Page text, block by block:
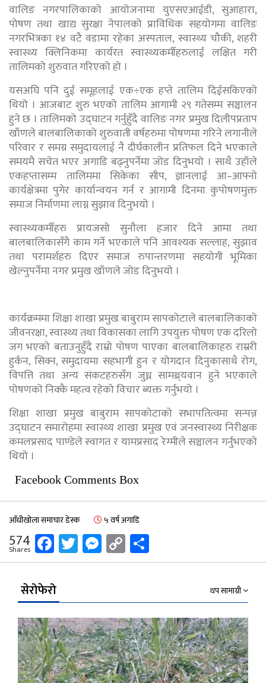
वालिङ नगरपालिकाको आयोजनामा युएसएआईडी, सुआहारा,
पोषण तथा खाद्य सुरक्षा नेपालको प्राविधिक सहयोगमा वालिङ
नगरभित्रका १४ वटै वडामा रहेका अस्पताल, स्वास्थ्य चौकी, शहरी
स्वास्थ्य क्लिनिकमा कार्यरत स्वास्थ्यकर्मीहरुलाई लक्षित गरी
तालिमको शुरुवात गरिएको हो ।
यसअघि पनि दुई समूहलाई एक÷एक हप्ते तालिम दिईसकिएको
थियो । आजबाट शुरु भएको तालिम आगामी २९ गतेसम्म सञ्चालन
हुने छ । तालिमको उद्घाटन गर्नुहुँदै वालिङ नगर प्रमुख दिलीपप्रताप
खाँणले बालबालिकाको शुरुवाती वर्षहरुमा पोषणमा गरिने लगानीले
परिवार र समग्र समुदायलाई नै दीर्घकालीन प्रतिफल दिने भएकाले
समयमै सचेत भएर अगाडि बढ्नुपर्नेमा जोड दिनुभयो । साथै उहाँले
एकहप्तासम्म तालिममा सिकेका सीप, ज्ञानलाई आ–आफ्नो
कार्यक्षेत्रमा पुगेर कार्यान्वयन गर्न र आगामी दिनमा कुपोषणमुक्त
समाज निर्माणमा लाग्न सुझाव दिनुभयो ।
स्वास्थ्यकर्मीहरु प्रायजसो सुनौला हजार दिने आमा तथा
बालबालिकासँगै काम गर्ने भएकाले पनि आवश्यक सल्लाह, सुझाव
तथा परामर्शहरु दिएर समाज रुपान्तरणमा सहयोगी भूमिका
खेल्नुपर्नेमा नगर प्रमुख खाँणले जोड दिनुभयो ।
कार्यक्रममा शिक्षा शाखा प्रमुख बाबुराम सापकोटाले बालबालिकाको
जीवनरक्षा, स्वास्थ्य तथा विकासका लागि उपयुक्त पोषण एक दरिलो
जग भएको बताउनुहुँदै राम्रो पोषण पाएका बालबालिकाहरु राम्ररी
हुर्कन, सिक्न, समुदायमा सहभागी हुन र योगदान दिनुकासाथै रोग,
विपत्ति तथा अन्य संकटहरुसँग जुध्न सामथ्र्यवान हुने भएकाले
पोषणको निक्कै महत्व रहेको विचार ब्यक्त गर्नुभयो ।
शिक्षा शाखा प्रमुख बाबुराम सापकोटाको सभापतित्वमा सन्पन्न
उद्घाटन समारोहमा स्वास्थ्य शाखा प्रमुख एवं जनस्वास्थ्य निरीक्षक
कमलप्रसाद पाण्डेले स्वागत र यामप्रसाद रेग्मीले सञ्चालन गर्नुभएको
थियो ।
Facebook Comments Box
आँधीखोला समाचार डेस्क ५ वर्ष अगाडि
574
Shares Facebook
Twitter
Messenger
Copy
Link
सेरोफेरो थप सामाग्री